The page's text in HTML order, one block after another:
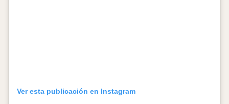
Ver esta publicación en Instagram